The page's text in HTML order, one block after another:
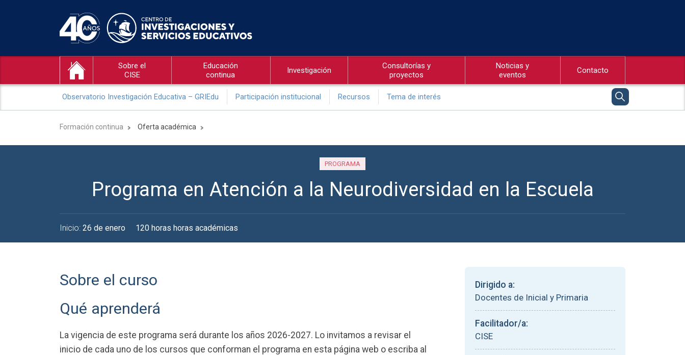
Sobre el
CISE
Educación
continua
Investigación
Consultorías y
proyectos
Noticias y
eventos
Contacto
Observatorio Investigación Educativa – GRIEdu Participación institucional Recursos Tema de interés
Formación continua Oferta académica
PROGRAMA
Programa en Atención a la Neurodiversidad en la Escuela
Inicio: 26 de enero 120 horas horas académicas
Dirigido a:
Docentes de Inicial y Primaria
Facilitador/a:
CISE
Sobre el curso
Qué aprenderá
La vigencia de este programa será durante los años 2026-2027. Lo invitamos a revisar el
inicio de cada uno de los cursos que conforman el programa en esta página web o escriba al